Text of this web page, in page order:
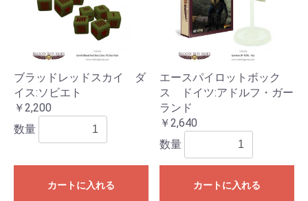
ブラッドレッドスカイ ダ
イス:ソビエト
￥2,200
数量
カートに入れる
エースパイロットボック
ス ドイツ:アドルフ・ガー
ランド
￥2,640
数量
カートに入れる